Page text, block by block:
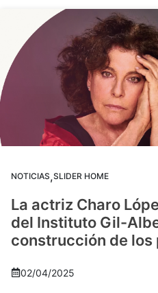
NOTICIAS,SLIDER HOME
La actriz Charo
del Instituto Gil-
construcción de los
02/04/2025